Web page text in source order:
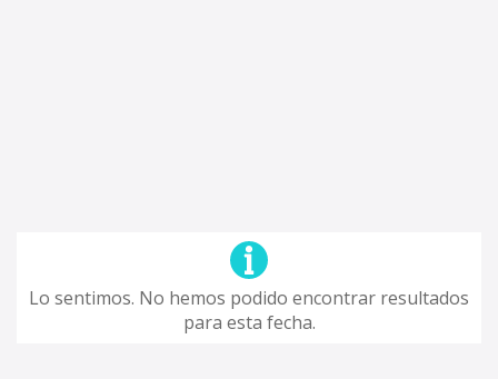
Lo sentimos. No hemos podido encontrar resultados
para esta fecha.